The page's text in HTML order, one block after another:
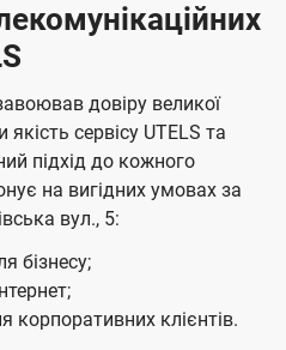
довіру великої
якість сервісу UTELS та
підхід до кожного
на вигідних умовах за
вул., 5:
бізнесу;
корпоративних клієнтів.